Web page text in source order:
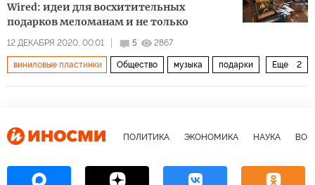
Wired: идеи для восхитительных
подарков меломанам и не только
12 ДЕКАБРЯ 2020, 00:01 5 2867
Еще 2
виниловые пластинки Общество музыка подарки
ПОЛИТИКА ЭКОНОМИКА НАУКА